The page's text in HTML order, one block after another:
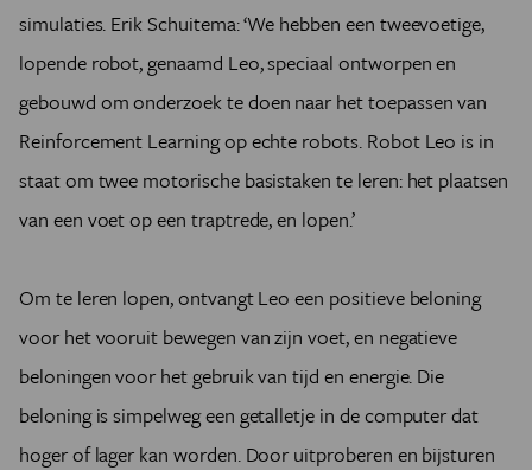
simulaties. Erik Schuitema: ‘We hebben een tweevoetige,
lopende robot, genaamd Leo, speciaal ontworpen en
gebouwd om onderzoek te doen naar het toepassen van
Reinforcement Learning op echte robots. Robot Leo is in
staat om twee motorische basistaken te leren: het plaatsen
van een voet op een traptrede, en lopen.’
Om te leren lopen, ontvangt Leo een positieve beloning
voor het vooruit bewegen van zijn voet, en negatieve
beloningen voor het gebruik van tijd en energie. Die
beloning is simpelweg een getalletje in de computer dat
hoger of lager kan worden. Door uitproberen en bijsturen